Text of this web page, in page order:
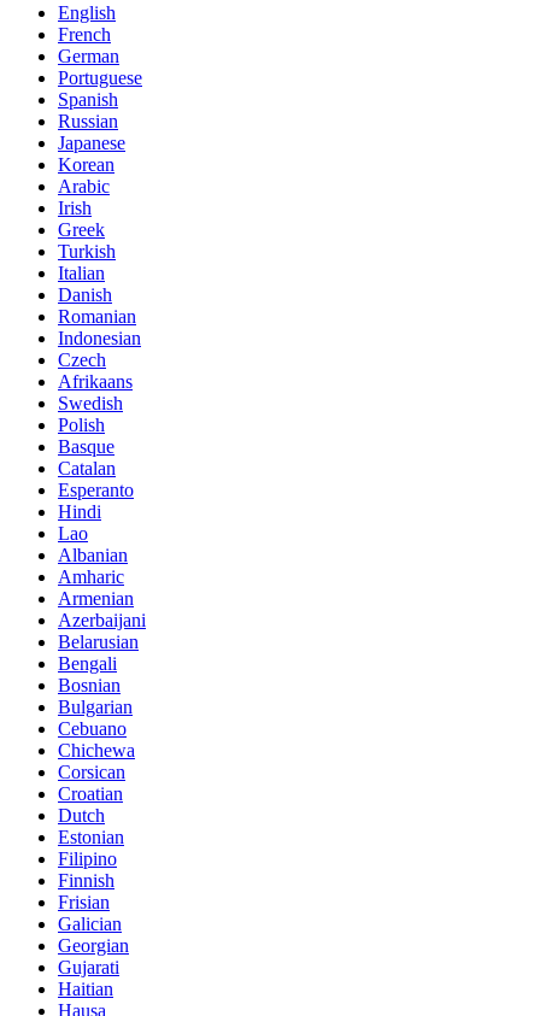
English
French
German
Portuguese
Spanish
Russian
Japanese
Korean
Arabic
Irish
Greek
Turkish
Italian
Danish
Romanian
Indonesian
Czech
Afrikaans
Swedish
Polish
Basque
Catalan
Esperanto
Hindi
Lao
Albanian
Amharic
Armenian
Azerbaijani
Belarusian
Bengali
Bosnian
Bulgarian
Cebuano
Chichewa
Corsican
Croatian
Dutch
Estonian
Filipino
Finnish
Frisian
Galician
Georgian
Gujarati
Haitian
Hausa